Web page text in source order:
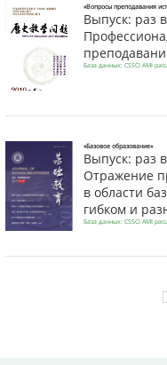
«Вопросы преподавания
Выпуск: раз
База данных: CSSCI AMI
«Базовое образование»
Выпуск: раз
Отражение
в области
гибком и
База данных: CSSCI AMI